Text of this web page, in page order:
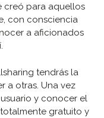
creó para aquellos
con consciencia
a aficionados
tendrás la
a otras. Una vez
y conocer el
gratuito y